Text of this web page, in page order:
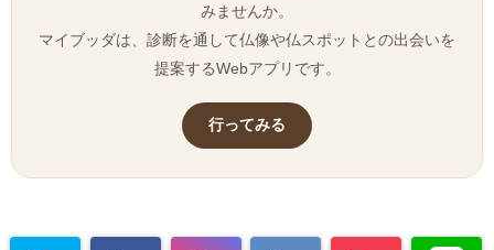
みませんか。
マイブッダは、診断を通して仏像や仏スポットとの出会いを
提案するWebアプリです。
行ってみる